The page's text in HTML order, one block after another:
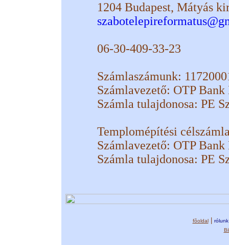
1204 Budapest, Mátyás
06-30-409-33-23
Számlaszámunk:
Számlavezető: OTP
Számla tulajdonosa: PE
Templomépítési
Számlavezető: OTP
Számla tulajdonosa: PE
fõoldal| rólunk